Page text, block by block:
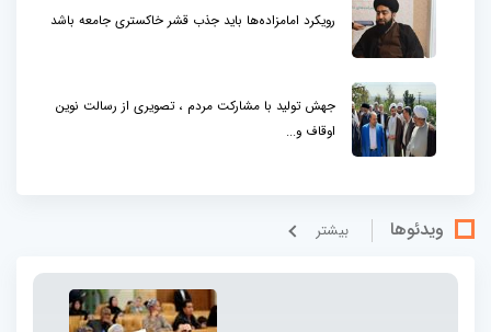
رویکرد امامزاده‌ها باید جذب قشر خاکستری جامعه باشد
جهش تولید با مشارکت مردم ، تصویری از رسالت نوین
اوقاف و...
ویدئوها بيشتر